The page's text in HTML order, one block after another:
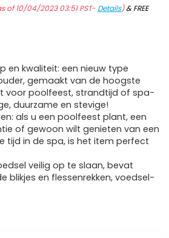
of 10/04/2023 03:51 PST- Details)&FREE
en kwaliteit: een nieuw type
gemaakt van de hoogste
voor poolfeest, strandtijd of spa-
duurzame en stevige!
als u een poolfeest plant, een
of gewoon wilt genieten van een
tijd in de spa, is het item perfect
veilig op te slaan, bevat
blikjes en flessenrekken, voedsel-